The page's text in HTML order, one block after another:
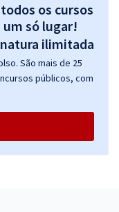
os cursos
um só lugar!
São mais de 25
públicos, com